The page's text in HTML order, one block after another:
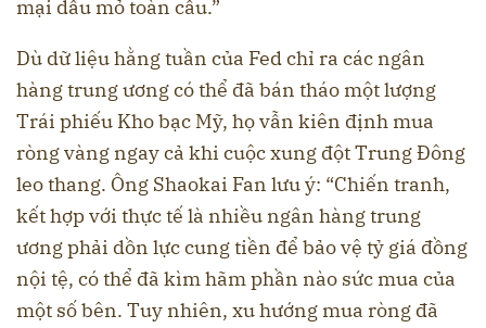
mại dầu mỏ toàn cầu.”
Dù dữ liệu hằng tuần của Fed chỉ ra các ngân
hàng trung ương có thể đã bán tháo một lượng
Trái phiếu Kho bạc Mỹ, họ vẫn kiên định mua
ròng vàng ngay cả khi cuộc xung đột Trung Đông
leo thang. Ông Shaokai Fan lưu ý: “Chiến tranh,
kết hợp với thực tế là nhiều ngân hàng trung
ương phải dồn lực cung tiền để bảo vệ tỷ giá đồng
nội tệ, có thể đã kìm hãm phần nào sức mua của
một số bên. Tuy nhiên, xu hướng mua ròng đã